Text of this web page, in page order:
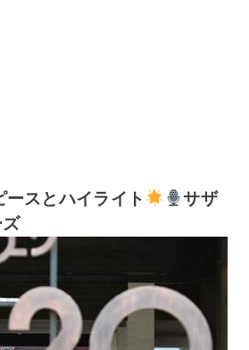
ースとハイライト
サザ